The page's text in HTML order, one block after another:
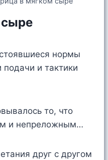
нормы
подачи и тактики
то, что
и непреложным…
друг с другом